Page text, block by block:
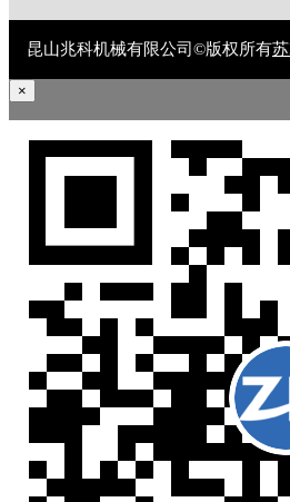
昆山兆科机械有限公司©版权所有
×